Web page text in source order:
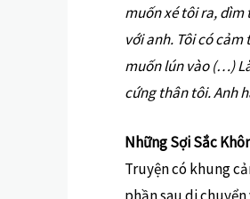
muốn xé tôi ra, dìm
với anh. Tôi có
muốn lún vào (…)
cứng thân tôi. Anh
Những Sợi Sắc
Truyện có khung